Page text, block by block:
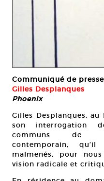
Communiqué de presse
Gilles Desplanques
Phoenix
Gilles Desplanques,
son interrogation
communs de
contemporain,
malmenés, pour
vision radicale et